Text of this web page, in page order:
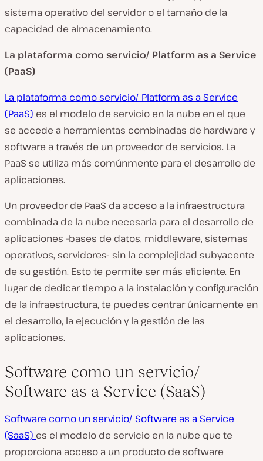
sistema operativo del servidor o el tamaño de la
capacidad de almacenamiento.
La plataforma como servicio/ Platform as a Service
(PaaS)
La plataforma como servicio/ Platform as a Service
(PaaS) es el modelo de servicio en la nube en el que
se accede a herramientas combinadas de hardware y
software a través de un proveedor de servicios. La
PaaS se utiliza más comúnmente para el desarrollo de
aplicaciones.
Un proveedor de PaaS da acceso a la infraestructura
combinada de la nube necesaria para el desarrollo de
aplicaciones -bases de datos, middleware, sistemas
operativos, servidores- sin la complejidad subyacente
de su gestión. Esto te permite ser más eficiente. En
lugar de dedicar tiempo a la instalación y configuración
de la infraestructura, te puedes centrar únicamente en
el desarrollo, la ejecución y la gestión de las
aplicaciones.
Software como un servicio/
Software as a Service (SaaS)
Software como un servicio/ Software as a Service
(SaaS) es el modelo de servicio en la nube que te
proporciona acceso a un producto de software